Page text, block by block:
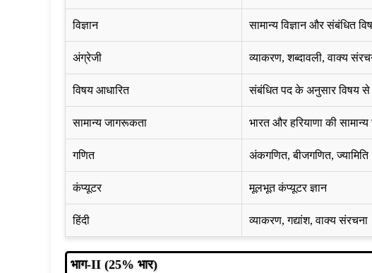
विज्ञान सामान्य विज्ञान और संबंधित
अंग्रेजी व्याकरण, शब्दावली, वाक्य
विषय आधारित संबंधित पद के अनुसार विषय से
सामान्य जागरूकता भारत और हरियाणा की सामान्य
गणित अंकगणित, बीजगणित, ज्यामिति
कंप्यूटर मूलभूत कंप्यूटर ज्ञान
हिंदी व्याकरण, गद्यांश, वाक्य संरचना
भाग-II (25% भार)